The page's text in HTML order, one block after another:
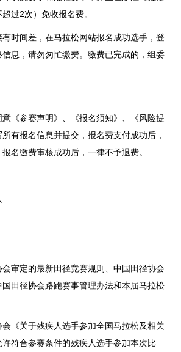
过2次）免收报名费。
时间差，在马拉松网站报名成功选手，登
息，请勿匆忙缴费。缴费已完成的，组委
《参赛声明》、《报名须知》、《风险提
有报名信息并提交，报名费支付成功后，
名缴费审核成功后，一律不予退费。
会审定的最新田径竞赛规则、中国田径协会
田径协会路跑赛事管理办法和本届马拉松
会《关于残疾人选手参加全国马拉松及相关
符合参赛条件的残疾人选手参加本次比